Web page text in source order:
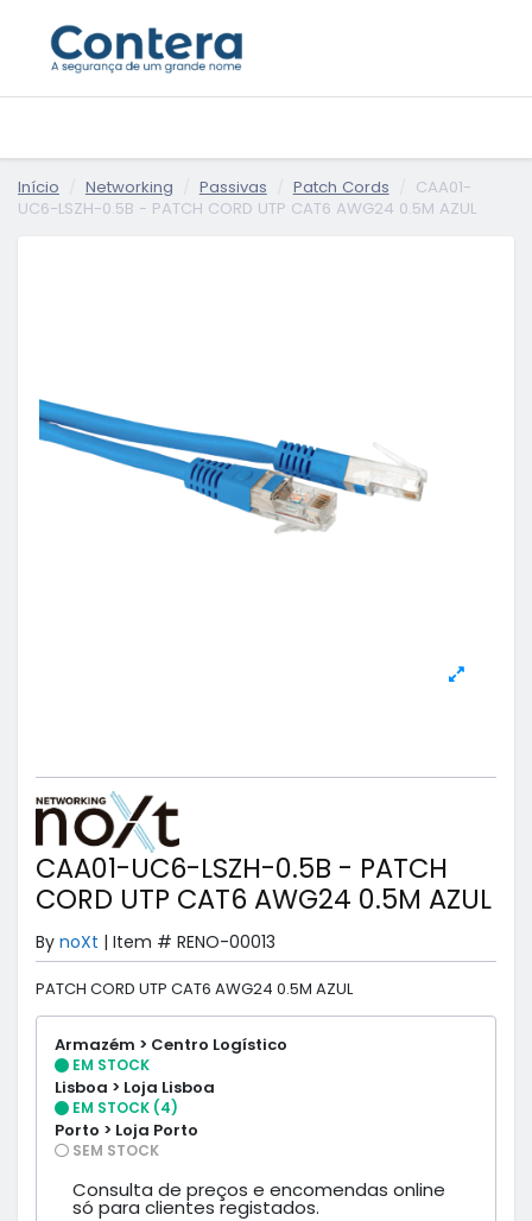
Início Networking Passivas Patch Cords
CAA01-
UC6-LSZH-0.5B - PATCH CORD UTP CAT6 AWG24 0.5M AZUL
CAA01-UC6-LSZH-0.5B - PATCH
CORD UTP CAT6 AWG24 0.5M AZUL
By noXt | Item # RENO-00013
PATCH CORD UTP CAT6 AWG24 0.5M AZUL
Armazém > Centro Logístico
EM STOCK
Lisboa > Loja Lisboa
EM STOCK (4)
Porto > Loja Porto
SEM STOCK
Consulta de preços e encomendas online
só para clientes registados.